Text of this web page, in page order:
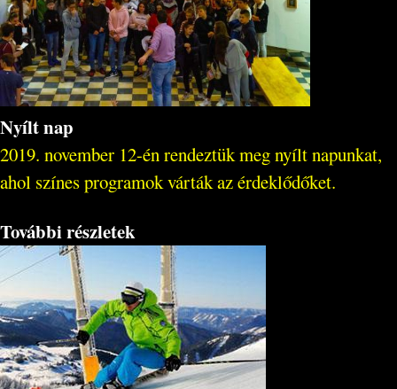
Nyílt nap
2019. november 12-én rendeztük meg nyílt napunkat,
ahol színes programok várták az érdeklődőket.
További részletek